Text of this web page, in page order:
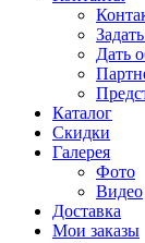
Дать
Каталог
Скидки
Галерея
Фото
Видео
Доставка
Мои заказы